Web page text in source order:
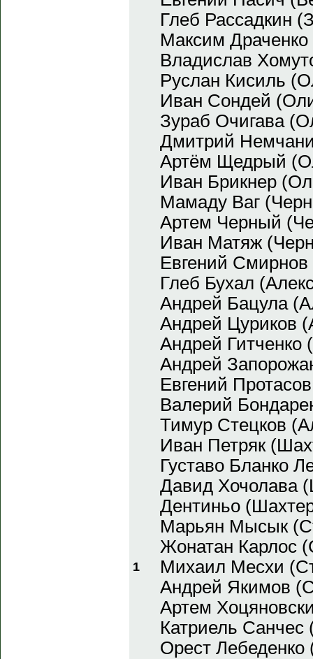
1
Глеб Рассадкин
Максим Драченко
Владислав
Руслан Кисиль
Иван Сондей
Зураб Очигава
Дмитрий
Артём Щедрый
Иван Брикнер
Мамаду Ваг
Артем Черный
Иван Матяж
Евгений
Глеб Бухал
Андрей Бацула
Андрей Цуриков
Андрей Гитченко
Андрей
Евгений
Валерий
Тимур Стецков
Иван Петряк
Густаво Бланко
Давид Хочолава
Дентиньо
Марьян Мысык
Жонатан Карлос
Михаил Месхи
Андрей Якимов
Артем
Катриель Санчес
Орест Лебеденко